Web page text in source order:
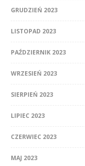
GRUDZIEŃ 2023
LISTOPAD 2023
PAŹDZIERNIK 2023
WRZESIEŃ 2023
SIERPIEŃ 2023
LIPIEC 2023
CZERWIEC 2023
MAJ 2023